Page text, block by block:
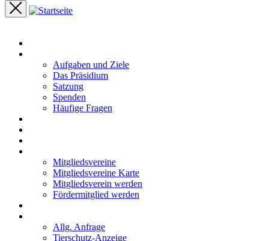
Aufgaben und Ziele
Das Präsidium
Satzung
Spenden
Häufige Fragen
Mitgliedsvereine
Mitgliedsvereine Karte
Mitgliedsverein werden
Fördermitglied werden
Allg. Anfrage
Tierschutz-Anzeige